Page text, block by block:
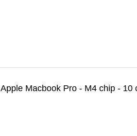
Apple Macbook Pro - M4 chip -